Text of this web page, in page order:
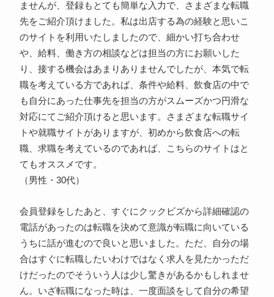
ませんが、登録もとても簡単な入力で、さまざまな転職
先をご紹介頂けました。私は出店する為の経験と思いこ
のサイトを利用いたしましたので、細かい打ち合わせ
や、給料、働き方の相談などは担当の方にお願いした
り、接する機会はあまりありませんでしたが、本気で転
職を考えている方であれば、条件や給料、飲食店の中で
も自分にあった仕事先を担当の方がスムーズかつ円滑な
対応にてご紹介頂けると思います。さまざまな転職サイ
トや就職サイトがありますが、初めから飲食店への転
職、求職を考えているのであれば、こちらのサイトはと
てもオススメです。
（男性・30代）
会員登録をしたあと、すぐにクックビズから詳細確認の
電話があったのは転職を決めて意識が転職に向いている
うちに話が進むので良いと思いました。ただ、自分の場
合はすぐに転職したいわけではなく求人を見たかっただ
けだったのでそういう人は少し驚きがあるかもしれませ
ん。いざ転職になった時は、一度面談をして自分の希望